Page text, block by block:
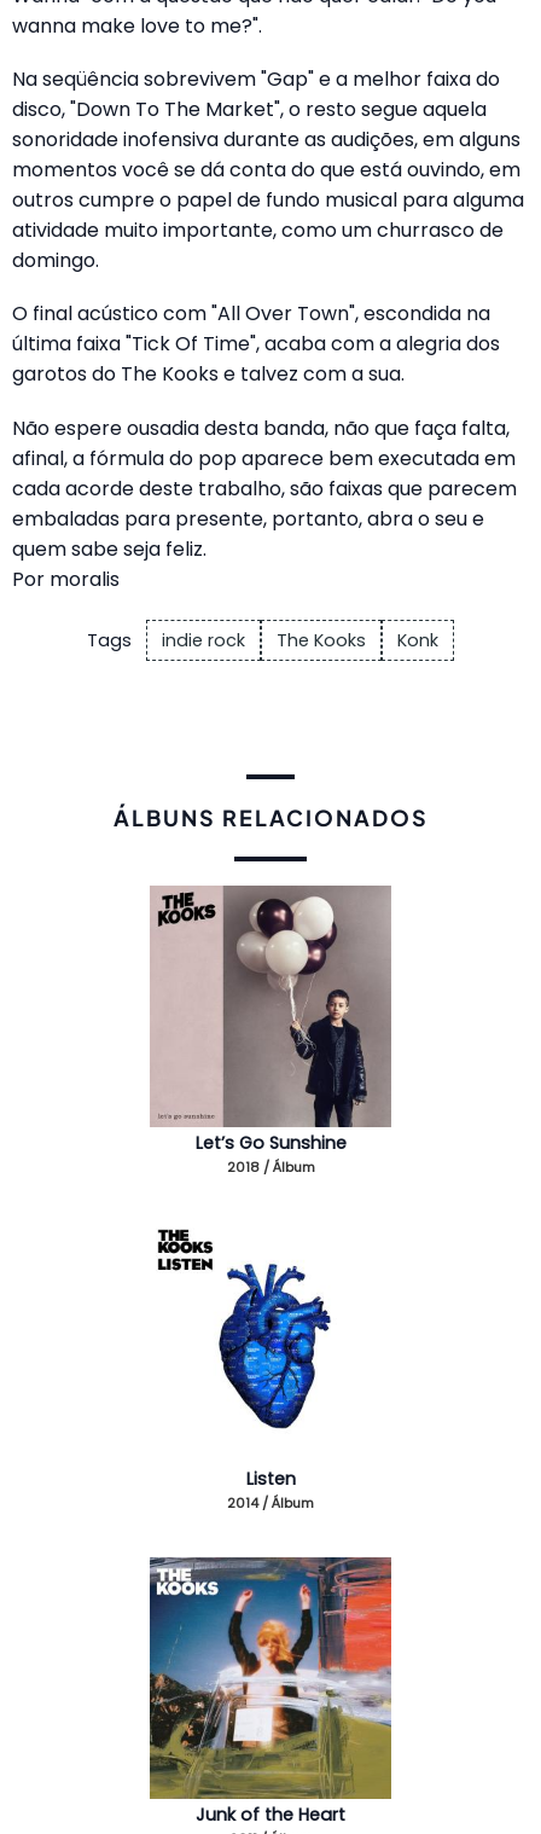
wanna make love to me?".
Na seqüência sobrevivem "Gap" e a melhor faixa do
disco, "Down To The Market", o resto segue aquela
sonoridade inofensiva durante as audições, em alguns
momentos você se dá conta do que está ouvindo, em
outros cumpre o papel de fundo musical para alguma
atividade muito importante, como um churrasco de
domingo.
O final acústico com "All Over Town", escondida na
última faixa "Tick Of Time", acaba com a alegria dos
garotos do The Kooks e talvez com a sua.
Não espere ousadia desta banda, não que faça falta,
afinal, a fórmula do pop aparece bem executada em
cada acorde deste trabalho, são faixas que parecem
embaladas para presente, portanto, abra o seu e
quem sabe seja feliz.
Por moralis
Tags indie rock The Kooks Konk
ÁLBUNS RELACIONADOS
Let’s Go Sunshine
2018 / Álbum
Listen
2014 / Álbum
Junk of the Heart